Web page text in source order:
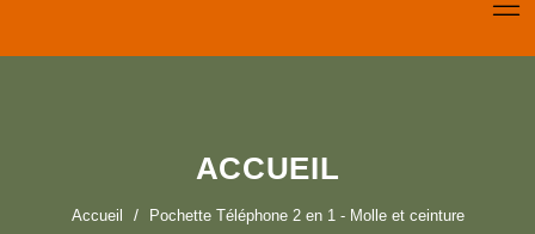
ACCUEIL
Accueil Pochette Téléphone 2 en 1 - Molle et ceinture